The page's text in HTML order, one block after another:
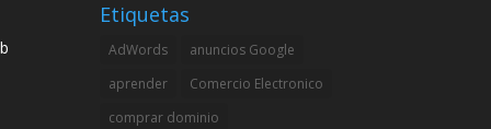
Etiquetas
AdWords
anuncios Google
aprender
Comercio Electronico
comprar dominio